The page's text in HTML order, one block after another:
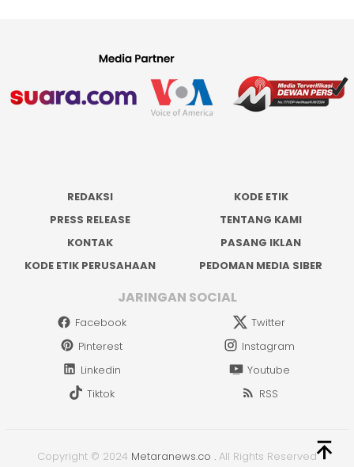
REDAKSI
KODE ETIK
PRESS RELEASE
TENTANG KAMI
KONTAK
PASANG IKLAN
KODE ETIK PERUSAHAAN
PEDOMAN MEDIA SIBER
JARINGAN SOCIAL
Facebook
Twitter
Pinterest
Instagram
Linkedin
Youtube
Tiktok
RSS
Copyright © 2024 Metaranews.co . All Rights Reserved